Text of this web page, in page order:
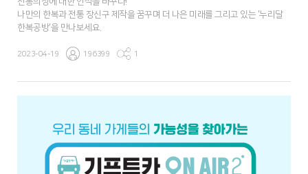
나만의 한복과 전통 장신구 제작을 꿈꾸며 더 나은 미래를 그리고 있는 '누리달
한복공방'을 만나보세요.
2023-04-19 196399 1